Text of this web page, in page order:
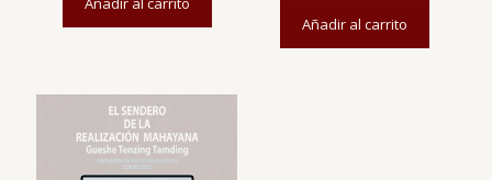
Añadir al carrito